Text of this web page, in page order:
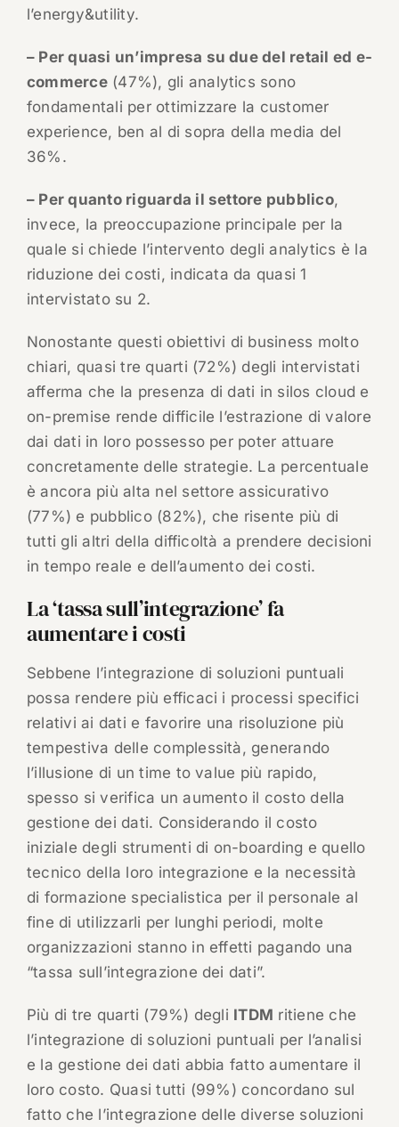
l’energy&utility.
– Per quasi un’impresa su due del retail ed e-
commerce(47%), gli analytics sono
fondamentali per ottimizzare la customer
experience, ben al di sopra della media del
36%.
– Per quanto riguarda il settore pubblico,
invece, la preoccupazione principale per la
quale si chiede l’intervento degli analytics è la
riduzione dei costi, indicata da quasi 1
intervistato su 2.
Nonostante questi obiettivi di business molto
chiari, quasi tre quarti (72%) degli intervistati
afferma che la presenza di dati in silos cloud e
on-premise rende difficile l’estrazione di valore
dai dati in loro possesso per poter attuare
concretamente delle strategie. La percentuale
è ancora più alta nel settore assicurativo
(77%) e pubblico (82%), che risente più di
tutti gli altri della difficoltà a prendere decisioni
in tempo reale e dell’aumento dei costi.
La ‘tassa sull’integrazione’ fa
aumentare i costi
Sebbene l’integrazione di soluzioni puntuali
possa rendere più efficaci i processi specifici
relativi ai dati e favorire una risoluzione più
tempestiva delle complessità, generando
l’illusione di un time to value più rapido,
spesso si verifica un aumento il costo della
gestione dei dati. Considerando il costo
iniziale degli strumenti di on-boarding e quello
tecnico della loro integrazione e la necessità
di formazione specialistica per il personale al
fine di utilizzarli per lunghi periodi, molte
organizzazioni stanno in effetti pagando una
“tassa sull’integrazione dei dati”.
Più di tre quarti (79%) degli ITDM ritiene che
l’integrazione di soluzioni puntuali per l’analisi
e la gestione dei dati abbia fatto aumentare il
loro costo. Quasi tutti (99%) concordano sul
fatto che l’integrazione delle diverse soluzioni